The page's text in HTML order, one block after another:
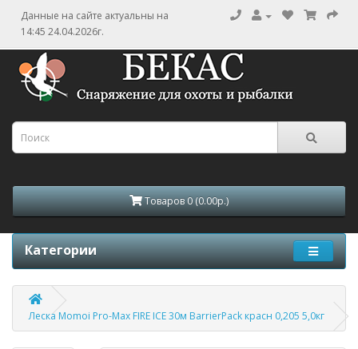
Данные на сайте актуальны на
14:45 24.04.2026г.
Товаров 0 (0.00р.)
Категории
Леска Momoi Pro-Max FIRE ICE 30м BarrierPack красн 0,205 5,0кг